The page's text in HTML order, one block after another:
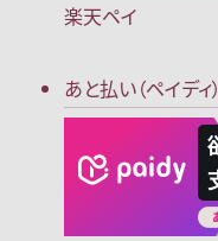
楽天ペイ
あと払い（ペイディ）